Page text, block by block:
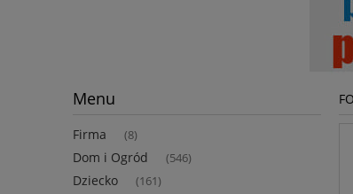
Menu
Firma (8)
Dom i Ogród (546)
Dziecko (161)